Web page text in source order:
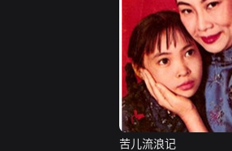
苦儿流浪记